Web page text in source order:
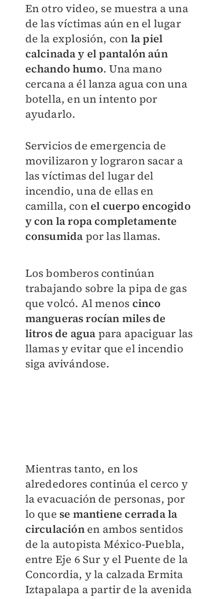
En otro video, se muestra a una
de las víctimas aún en el lugar
de la explosión, con la piel
calcinada y el pantalón aún
echando humo. Una mano
cercana a él lanza agua con una
botella, en un intento por
ayudarlo.
Servicios de emergencia de
movilizaron y lograron sacar a
las víctimas del lugar del
incendio, una de ellas en
camilla, con el cuerpo encogido
y con la ropa completamente
consumida por las llamas.
Los bomberos continúan
trabajando sobre la pipa de gas
que volcó. Al menos cinco
mangueras rocían miles de
litros de agua para apaciguar las
llamas y evitar que el incendio
siga avivándose.
Mientras tanto, en los
alrededores continúa el cerco y
la evacuación de personas, por
lo que se mantiene cerrada la
circulaciónen ambos sentidos
de la autopista México-Puebla,
entre Eje 6 Sur y el Puente de la
Concordia, y la calzada Ermita
Iztapalapa a partir de la avenida